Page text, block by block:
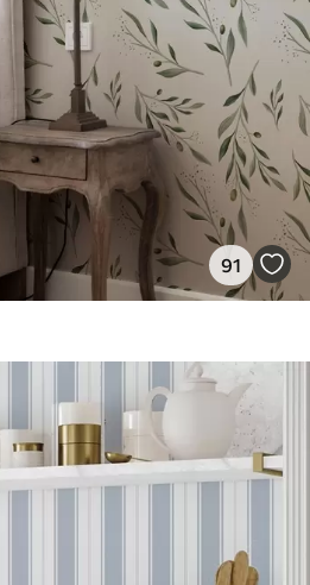
91